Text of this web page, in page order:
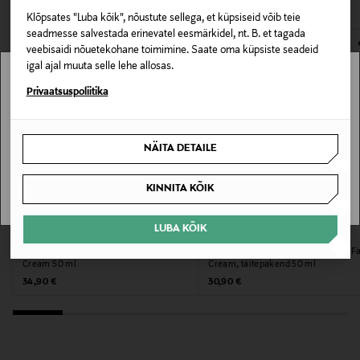
Klõpsates "Luba kõik", nõustute sellega, et küpsiseid võib teie
seadmesse salvestada erinevatel eesmärkidel, nt. B. et tagada
veebisaidi nõuetekohane toimimine. Saate oma küpsiste seadeid
igal ajal muuta selle lehe allosas.
Privaatsuspoliitika
NÄITA DETAILE
KINNITA KÕIK
LUBA KÕIK
Hooldusjuhendid
Kasuta puhtal ja kuival nahal.
Kategooria
UPLIFT
Tooteohutusalane väide
Ainult välispidiseks kasutamiseks. Vältida toote
sattumist silma. Ärrituse tekkimisel lõpetada
kasutamine. Hoida lastele kättesaamatus kohas.
E-POE TAGASTUSED
UUS
Cream 50 ml
Original Price
34,90 €
UUS
Näokreem Homme 24H Hydrating
Cream, täitepakend 50 ml
Original Price
30,90 €
Stockmann pole Sinu riigis saadaval.
SAAN ARU